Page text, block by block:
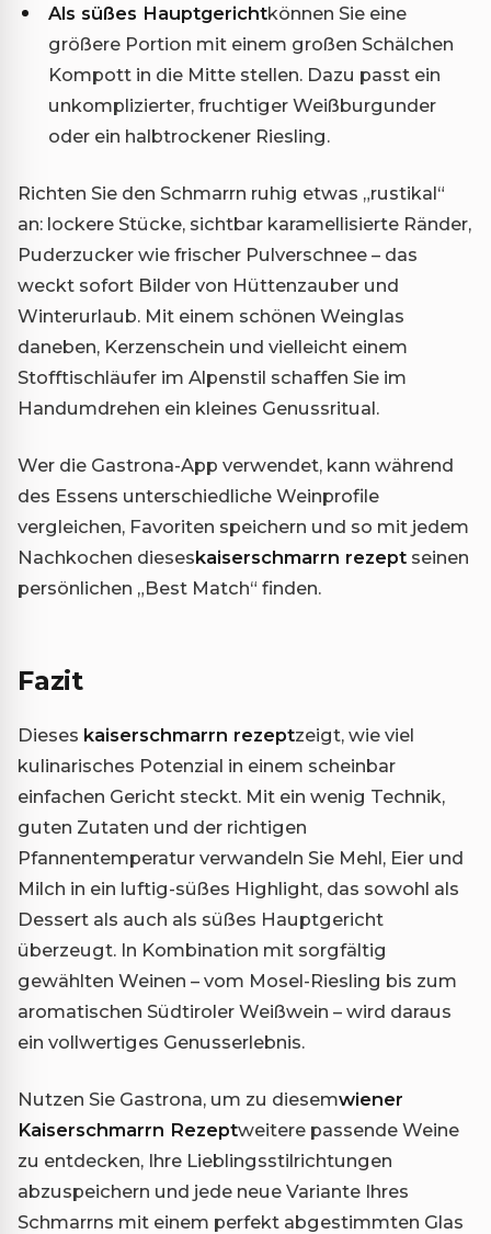
Als süßes Hauptgerichtkönnen Sie eine
größere Portion mit einem großen Schälchen
Kompott in die Mitte stellen. Dazu passt ein
unkomplizierter, fruchtiger Weißburgunder
oder ein halbtrockener Riesling.
Richten Sie den Schmarrn ruhig etwas „rustikal“
an: lockere Stücke, sichtbar karamellisierte Ränder,
Puderzucker wie frischer Pulverschnee – das
weckt sofort Bilder von Hüttenzauber und
Winterurlaub. Mit einem schönen Weinglas
daneben, Kerzenschein und vielleicht einem
Stofftischläufer im Alpenstil schaffen Sie im
Handumdrehen ein kleines Genussritual.
Wer die Gastrona-App verwendet, kann während
des Essens unterschiedliche Weinprofile
vergleichen, Favoriten speichern und so mit jedem
Nachkochen dieseskaiserschmarrn rezept seinen
persönlichen „Best Match“ finden.
Fazit
Dieses kaiserschmarrn rezeptzeigt, wie viel
kulinarisches Potenzial in einem scheinbar
einfachen Gericht steckt. Mit ein wenig Technik,
guten Zutaten und der richtigen
Pfannentemperatur verwandeln Sie Mehl, Eier und
Milch in ein luftig-süßes Highlight, das sowohl als
Dessert als auch als süßes Hauptgericht
überzeugt. In Kombination mit sorgfältig
gewählten Weinen – vom Mosel-Riesling bis zum
aromatischen Südtiroler Weißwein – wird daraus
ein vollwertiges Genusserlebnis.
Nutzen Sie Gastrona, um zu diesemwiener
Kaiserschmarrn Rezeptweitere passende Weine
zu entdecken, Ihre Lieblingsstilrichtungen
abzuspeichern und jede neue Variante Ihres
Schmarrns mit einem perfekt abgestimmten Glas